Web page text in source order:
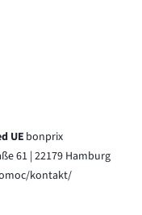
UE bonprix
61 | 22179 Hamburg
kontakt/